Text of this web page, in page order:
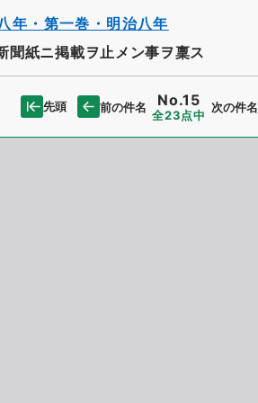
年・第一巻・明治八年
聞紙ニ掲載ヲ止メン事ヲ稟ス
先頭 前の件名 No.15
全23点中
次の件名